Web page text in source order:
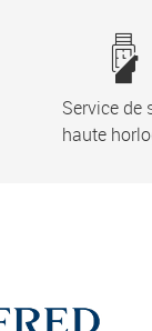
Service de
haute